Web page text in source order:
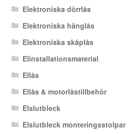
Elektroniska dörrlås
Elektroniska hänglås
Elektroniska skåplås
Elinstallationsmaterial
Ellås
Ellås & motorlåstillbehör
Elslutbleck
Elslutbleck monteringsstolpar